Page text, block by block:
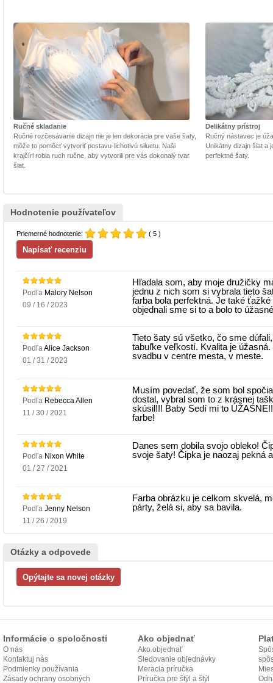
Ručné skladanie
Ručné rozčesávanie dizajn nie je len dekorácia pre vaše šaty,
môže to pomôcť vytvoriť postavu-lichotivú siluetu. Naši
krajčíri robia ruch ručne, aby vytvorili pre vás dokonalý tvar
šiat.
Delikátny prístroj
Ručný nástavec je
Unikátny dizajn šiat a
perfektné šaty.
Hodnotenie používateľov
Priemerné hodnotenie: ( 5 )
Podľa Malory Nelson
09 / 16 / 2023
Hľadala som, aby moje družičky
jednu z nich som si vybrala tieto
farba bola perfektná. Je také
objednali sme si to a bolo to
PodľaAlice Jackson
01 / 31 / 2023
Tieto šaty sú všetko, čo sme
tabuľke veľkostí. Kvalita je
svadbu v centre mesta, v meste.
Podľa Rebecca Allen
11 / 30 / 2021
Musím povedať, že som bol
dostal, vybral som to z krásnej
skúsil!!! Baby Sedí mi to
farbe!
Podľa Nixon White
01 / 27 / 2021
Danes sem dobila svojo obleko!
svoje šaty! Čipka je naozaj pekná
Podľa Jenny Nelson
11 / 26 / 2019
Farba obrázku je celkom skvelá,
párty, želá si, aby sa bavila.
Otázky a odpovede
Informácie o spoločnosti
O nás
Kontaktuj nás
Podmienky používania
Zásady ochrany osobných
Ako objednať
Ako objednať
Sledovanie objednávky
Meracia príručka
Príručka pre štýl a štýl